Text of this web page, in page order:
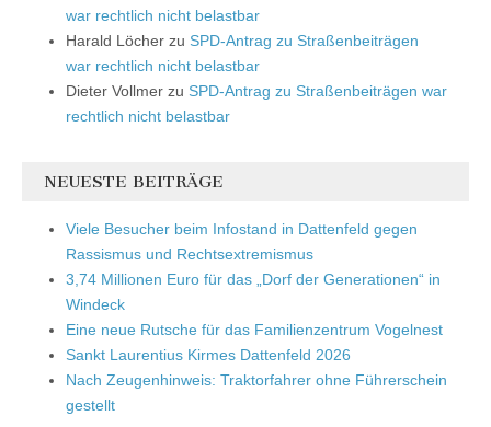
war rechtlich nicht belastbar
Harald Löcher zu SPD-Antrag zu Straßenbeiträgen
war rechtlich nicht belastbar
Dieter Vollmer zu SPD-Antrag zu Straßenbeiträgen war
rechtlich nicht belastbar
NEUESTE BEITRÄGE
Viele Besucher beim Infostand in Dattenfeld gegen
Rassismus und Rechtsextremismus
3,74 Millionen Euro für das „Dorf der Generationen“ in
Windeck
Eine neue Rutsche für das Familienzentrum Vogelnest
Sankt Laurentius Kirmes Dattenfeld 2026
Nach Zeugenhinweis: Traktorfahrer ohne Führerschein
gestellt